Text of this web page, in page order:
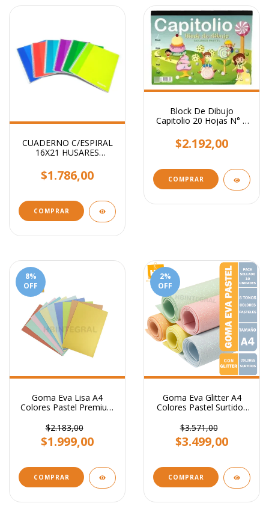
CUADERNO C/ESPIRAL
16X21 HUSARES
CUADRICULADO
$1.786,00
COMPRAR
Block De Dibujo
Capitolio 20 Hojas N° 5
$2.192,00
8%
OFF
Goma Eva Lisa A4
Colores Pastel Premium
$2.183,00
$1.999,00
2%
OFF
Goma Eva Glitter A4
Colores Pastel Surtidos
$3.571,00
$3.499,00